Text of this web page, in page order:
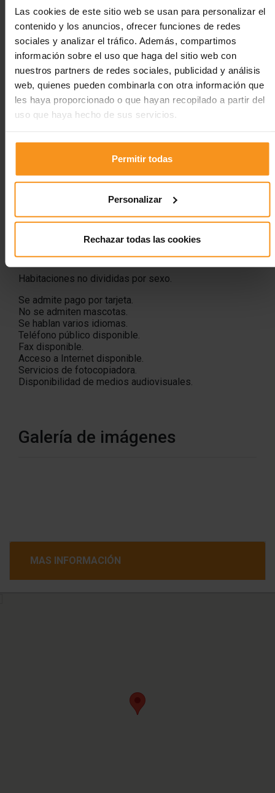
Las cookies de este sitio web se usan para personalizar el
contenido y los anuncios, ofrecer funciones de redes
sociales y analizar el tráfico. Además, compartimos
información sobre el uso que haga del sitio web con
nuestros partners de redes sociales, publicidad y análisis
web, quienes pueden combinarla con otra información que
les haya proporcionado o que hayan recopilado a partir del
uso que haya hecho de sus servicios.
Permitir todas
Personalizar
Rechazar todas las cookies
deportivo de la Estación de Esquí. Además,
disponemos de apartamentos para dos y cuatro
personas a un precio joven, adaptado a tus
necesidades.
Se encuentra cerca delCentro de Alto Rendimiento
Deportivo, por lo que hay muchos jóvenes que se alojan
en el Albergue Inturjoven Sierra Nevada para poder
entrenarse en este centro. En nuestro Albergue podrás
también, alquilar equipos de esquí.
Disponemos de habitaciones dobles por si vienes en
grupo de amigos, te ofrecemos habitaciones triples y
cuádruples. Y aún hay más: tenemos apartamentos
dobles y cuádruples. Para que te sientas como en
casa. ¡Comodidad y espacio para todo el mundo! ¿A
Situado en la estación de esquí Sierra Nevada.
341 plazas en habitaciones dobles y cuádruples.
Servicio de comedor
12 plazas adaptadas a minusválidos.
Habitaciones no divididas por sexo.
Se admite pago por tarjeta.
No se admiten mascotas.
Se hablan varios idiomas.
Teléfono público disponible.
Fax disponible.
Acceso a Internet disponible.
Servicios de fotocopiadora.
Disponibilidad de medios audiovisuales.
Galería de imágenes
MAS INFORMACIÓN